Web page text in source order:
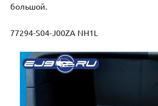
большой.
77294-S04-J00ZA NH1L